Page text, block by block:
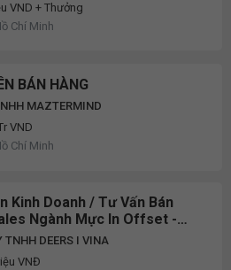
VND + Thưởng
Chí Minh
BÁN HÀNG
MAZTERMIND
VND
Chí Minh
Kinh Doanh / Tư Vấn Bán
Ngành Mực In Offset -
Upto 20 Triệu / Tháng - Làm
Nội
TNHH DEERS I VINA
VNĐ